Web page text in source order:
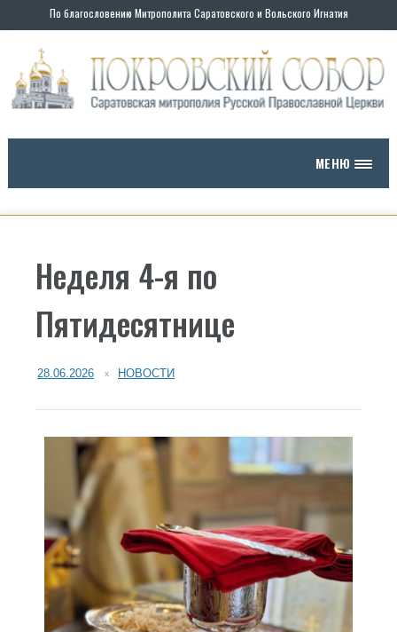
По благословению Митрополита Саратовского и Вольского Игнатия
МЕНЮ
Неделя 4-я по
Пятидесятнице
28.06.2026 НОВОСТИ